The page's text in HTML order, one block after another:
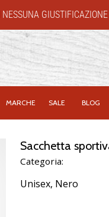
NESSUNA GIUSTIFICAZIONE
MARCHE SALE BLOG
Sacchetta
Categoria:
Unisex, Nero